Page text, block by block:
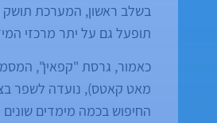
בשלב ראשון, המערכת תושק
תופעל גם על יתר מרכזי
כאמור, גרסת "קפאין",
מאט קאטס), נועדה לשפר
החיפוש בכמה מימדים